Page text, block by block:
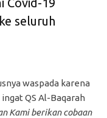
seluruh
waspada karena
QS Al-Baqarah
Kami berikan cobaan